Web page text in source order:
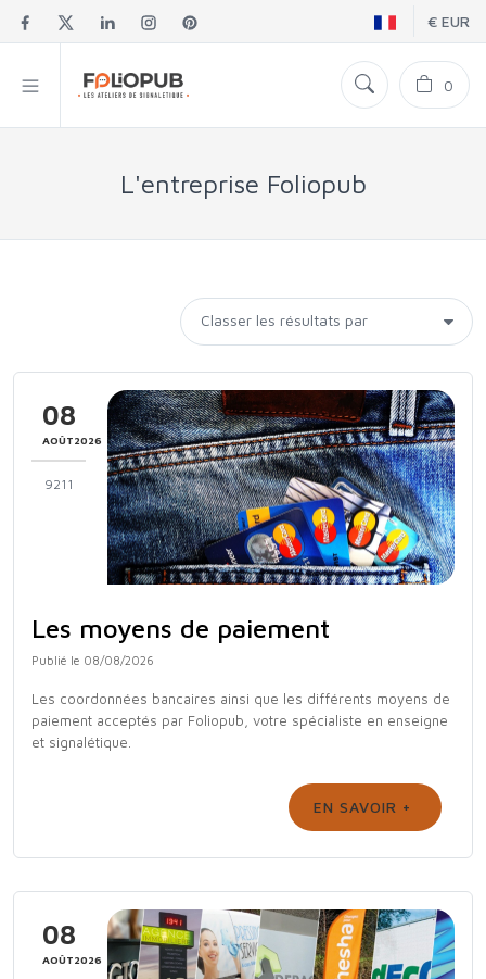
€ EUR
0
L'entreprise Foliopub
08
AOÛT2026
9211
Les moyens de paiement
Publié le 08/08/2026
Les coordonnées bancaires ainsi que les différents moyens de
paiement acceptés par Foliopub, votre spécialiste en enseigne
et signalétique.
EN SAVOIR +
08
AOÛT2026